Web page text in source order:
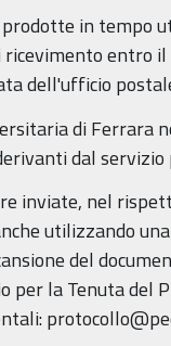
in tempo
ricevimento entro
dell'ufficio
di Ferrara
dal servizio
inviate, nel
utilizzando
del
per la Tenuta del